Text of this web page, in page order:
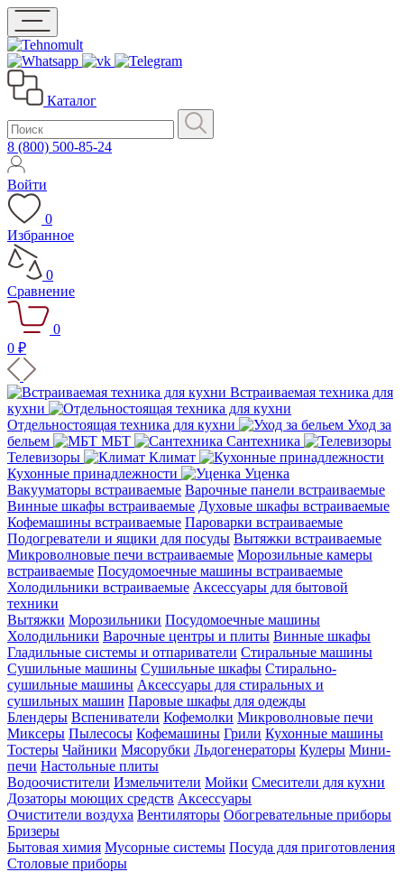
Каталог
8 (800) 500-85-24
Войти
0
Избранное
0
Сравнение
0
0 ₽
Встраиваемая техника для
кухни
Отдельностоящая техника для кухни
Уход за
бельем
МБТ
Сантехника
Телевизоры
Климат
Кухонные принадлежности
Уценка
Вакууматоры встраиваемые Варочные панели встраиваемые
Винные шкафы встраиваемые Духовые шкафы встраиваемые
Кофемашины встраиваемые Пароварки встраиваемые
Подогреватели и ящики для посуды Вытяжки встраиваемые
Микроволновые печи встраиваемые Морозильные камеры
встраиваемые Посудомоечные машины встраиваемые
Холодильники встраиваемые Аксессуары для бытовой
техники
Вытяжки Морозильники Посудомоечные машины
Холодильники Варочные центры и плиты Винные шкафы
Гладильные системы и отпариватели Стиральные машины
Сушильные машины Сушильные шкафы Стирально-
сушильные машины Аксессуары для стиральных и
сушильных машин Паровые шкафы для одежды
Блендеры Вспениватели Кофемолки Микроволновые печи
Миксеры Пылесосы Кофемашины Грили Кухонные машины
Тостеры Чайники Мясорубки Льдогенераторы Кулеры Мини-
печи Настольные плиты
Водоочистители Измельчители Мойки Смесители для кухни
Дозаторы моющих средств Аксессуары
Очистители воздуха Вентиляторы Обогревательные приборы
Бризеры
Бытовая химия Мусорные системы Посуда для приготовления
Столовые приборы